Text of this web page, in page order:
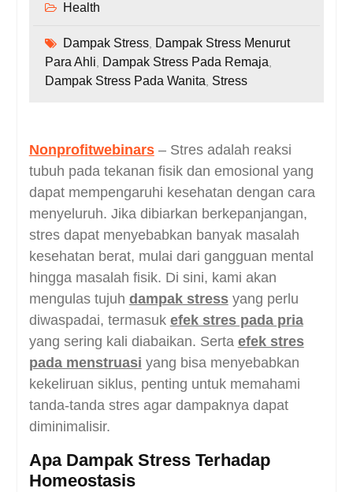
Health
Dampak Stress, Dampak Stress Menurut
Para Ahli, Dampak Stress Pada Remaja,
Dampak Stress Pada Wanita, Stress
Nonprofitwebinars– Stres adalah reaksi
tubuh pada tekanan fisik dan emosional yang
dapat mempengaruhi kesehatan dengan cara
menyeluruh. Jika dibiarkan berkepanjangan,
stres dapat menyebabkan banyak masalah
kesehatan berat, mulai dari gangguan mental
hingga masalah fisik. Di sini, kami akan
mengulas tujuh dampak stressyang perlu
diwaspadai, termasuk efek stres pada pria
yang sering kali diabaikan. Serta efek stres
pada menstruasi yang bisa menyebabkan
kekeliruan siklus, penting untuk memahami
tanda-tanda stres agar dampaknya dapat
diminimalisir.
Apa Dampak Stress Terhadap
Homeostasis